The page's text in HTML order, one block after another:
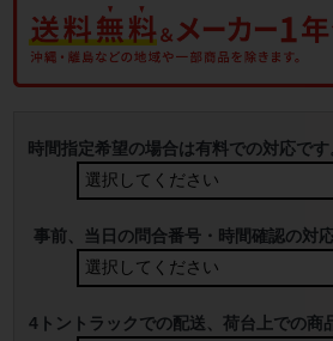
時間指定希望の場合は有料での対応で
事前、当日の問合番号・時間確認の対
4トントラックでの配送、荷台上での商